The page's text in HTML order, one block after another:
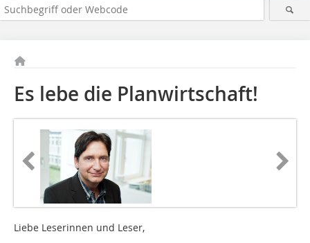
Es lebe die Planwirtschaft!
Liebe Leserinnen und Leser,